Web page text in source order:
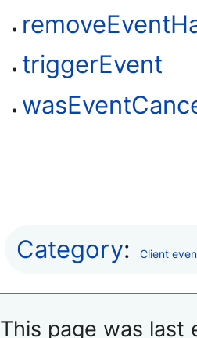
triggerEvent
Category: Client
This page was last